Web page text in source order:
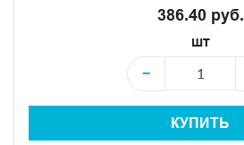
386.40 руб.
шт
−
КУПИТЬ